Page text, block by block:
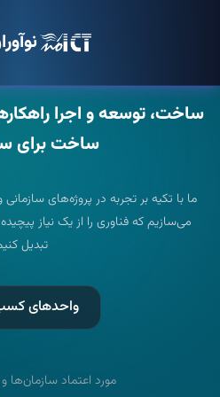
ساخت، توسعه و اجرا
ساختبرای
ما با تکیه بر تجربه در پروژه‌های
می‌سازیم که فناوری را از یک نیاز
تبدیل
واحدهای
مورد اعتماد سازمان‌ها